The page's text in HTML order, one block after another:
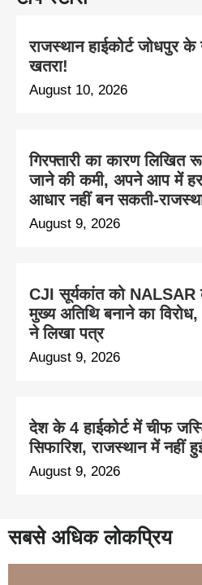
राजस्थान हाईकोर्ट जोधपुर
खतरा!
August 10, 2026
गिरफ्तारी का कारण लिखित
जाने की कमी, अपने आप में
आधार नहीं बन सकती-
August 9, 2026
CJI सूर्यकांत को NALSAR के
मुख्य अतिथि बनाने का
ने लिखा पत्र
August 9, 2026
देश के 4 हाईकोर्ट में चीफ
सिफारिश, राजस्थान में नहीं
August 9, 2026
सबसे अधिक लोकप्रिय